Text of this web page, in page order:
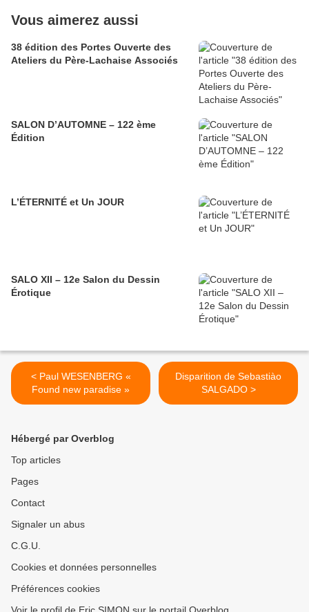
Vous aimerez aussi
38 édition des Portes Ouverte des
Ateliers du Père-Lachaise Associés
SALON D’AUTOMNE – 122 ème
Édition
L’ÉTERNITÉ et Un JOUR
SALO XII – 12e Salon du Dessin
Érotique
< Paul WESENBERG «
Found new paradise »
Disparition de Sebastiào
SALGADO >
Hébergé par Overblog
Top articles
Pages
Contact
Signaler un abus
C.G.U.
Cookies et données personnelles
Préférences cookies